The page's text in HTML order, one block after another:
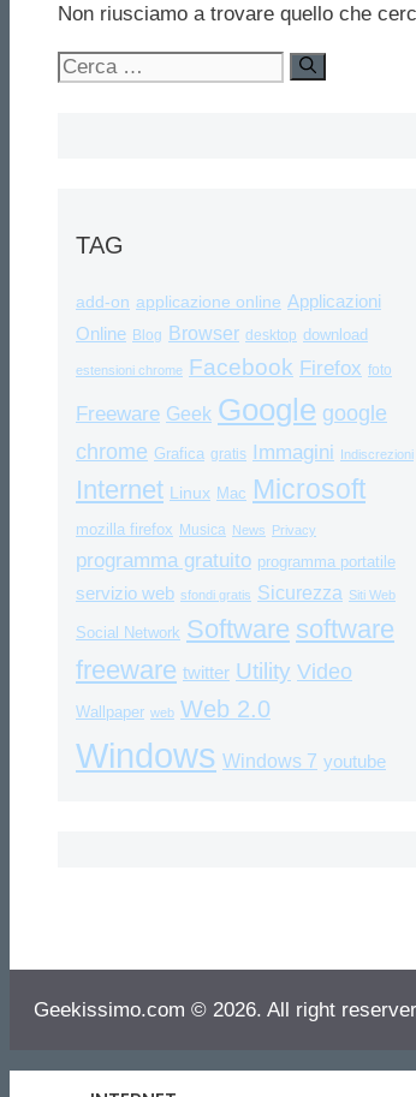
Non riusciamo a trovare quello che
Ricerca
TAG
add-on applicazione online Applicazioni
Online Blog Browser desktop download
estensioni chrome Facebook Firefox foto
Freeware Geek Google google
chrome Grafica gratis Immagini Indiscrezioni
Internet Linux Mac Microsoft
mozilla firefox Musica News Privacy
programma gratuito programma portatile
servizio web sfondi gratis Sicurezza Siti Web
Social Network Software software
freeware twitter Utility Video
Wallpaper web Web 2.0
Windows Windows 7 youtube
Geekissimo.com © 2026. All right